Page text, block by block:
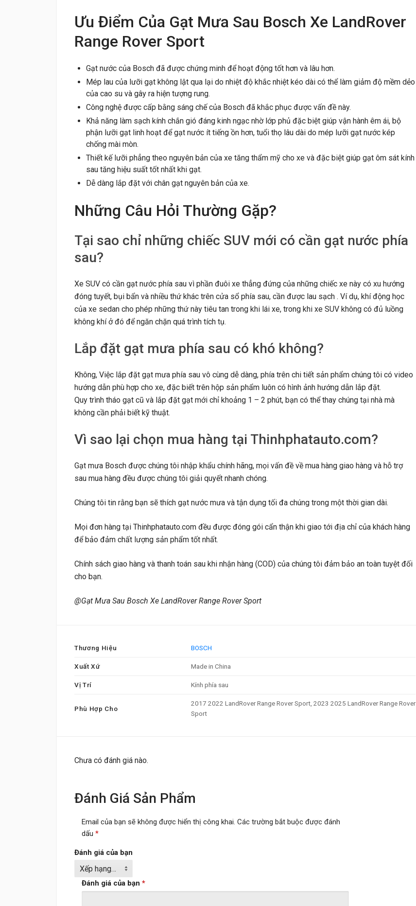
Ưu Điểm Của Gạt Mưa Sau Bosch Xe LandRover
Range Rover Sport
Gạt nước của Bosch đã được chứng minh để hoạt động tốt hơn và lâu hơn.
Mép lau của lưỡi gạt không lật qua lại do nhiệt độ khắc nhiệt kéo dài có thể làm giảm độ mềm dẻo
của cao su và gây ra hiện tượng rung.
Công nghệ được cấp bằng sáng chế của Bosch đã khắc phục được vấn đề này.
Khả năng làm sạch kính chắn gió đáng kinh ngạc nhờ lớp phủ đặc biệt giúp vận hành êm ái, bộ
phận lưỡi gạt linh hoạt để gạt nước ít tiếng ồn hơn, tuổi thọ lâu dài do mép lưỡi gạt nước kép
chống mài mòn.
Thiết kế lưỡi phẳng theo nguyên bản của xe tăng thẩm mỹ cho xe và đặc biệt giúp gạt ôm sát kính
sau tăng hiệu suất tốt nhất khi gạt.
Dễ dàng lắp đặt với chân gạt nguyên bản của xe.
Những Câu Hỏi Thường Gặp?
Tại sao chỉ những chiếc SUV mới có cần gạt nước phía
sau?
Xe SUV có cần gạt nước phía sau vì phần đuôi xe thẳng đứng của những chiếc xe này có xu hướng
đóng tuyết, bụi bẩn và nhiều thứ khác trên cửa sổ phía sau, cần được lau sạch . Ví dụ, khí động học
của xe sedan cho phép những thứ này tiêu tan trong khi lái xe, trong khi xe SUV không có đủ luồng
không khí ở đó để ngăn chặn quá trình tích tụ.
Lắp đặt gạt mưa phía sau có khó không?
Không, Việc lắp đặt gạt mưa phía sau vô cùng dễ dàng, phía trên chi tiết sản phẩm chúng tôi có video
hướng dẫn phù hợp cho xe, đặc biết trên hộp sản phẩm luôn có hình ảnh hướng dẫn lắp đặt.
Quy trình tháo gạt cũ và lắp đặt gạt mới chỉ khoảng 1 – 2 phút, bạn có thể thay chúng tại nhà mà
không cần phải biết kỹ thuật.
Vì sao lại chọn mua hàng tại Thinhphatauto.com?
Gạt mưa Bosch được chúng tôi nhập khẩu chính hãng, mọi vấn đề về mua hàng giao hàng và hỗ trợ
sau mua hàng đều được chúng tôi giải quyết nhanh chóng.
Chúng tôi tin rằng bạn sẽ thích gạt nước mưa và tận dụng tối đa chúng trong một thời gian dài.
Mọi đơn hàng tại Thinhphatauto.com đều được đóng gói cẩn thận khi giao tới địa chỉ của khách hàng
để bảo đảm chất lượng sản phẩm tốt nhất.
Chính sách giao hàng và thanh toán sau khi nhận hàng (COD) của chúng tôi đảm bảo an toàn tuyệt đối
cho bạn.
@Gạt Mưa Sau Bosch Xe LandRover Range Rover Sport
Thương Hiệu BOSCH
Xuất Xứ Made in China
Vị Trí Kính phía sau
Phù Hợp Cho
2017 2022 LandRover Range Rover Sport, 2023 2025 LandRover Range Rover
Sport
Chưa có đánh giá nào.
Đánh Giá Sản Phẩm
Email của bạn sẽ không được hiển thị công khai. Các trường bắt buộc được đánh
dấu *
Đánh giá của bạn
Đánh giá của bạn *